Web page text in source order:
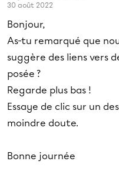
30 août 2022
Bonjour,
As-tu remarqué que
suggère des liens vers
posée ?
Regarde plus bas !
Essaye de clic sur un
moindre doute.
Bonne journée